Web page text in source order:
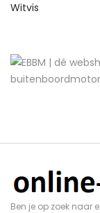
Witvis
Ben je op zoek